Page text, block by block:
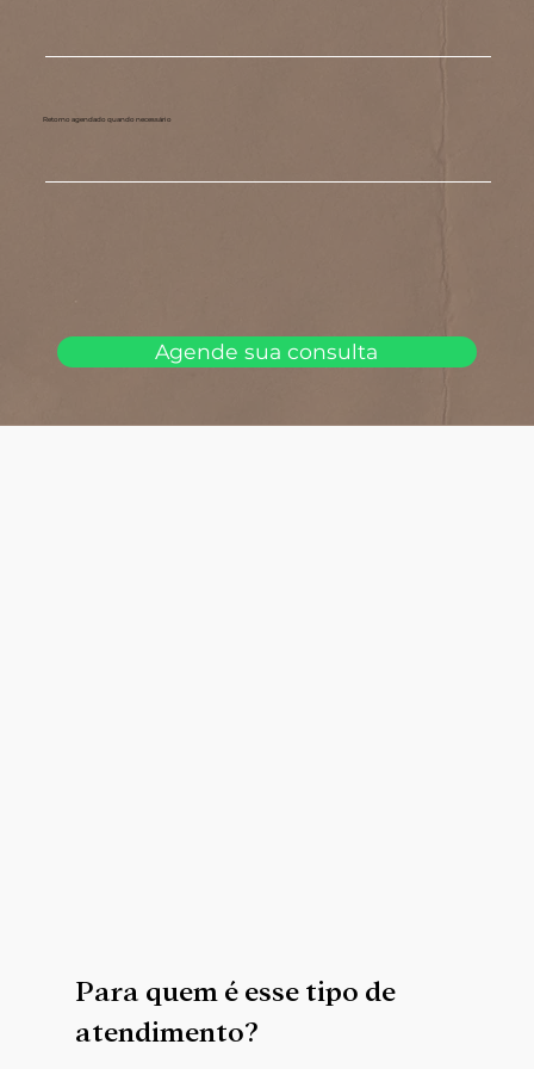
Retorno agendado quando necessário
Agende sua consulta
Para quem é esse tipo de
atendimento?